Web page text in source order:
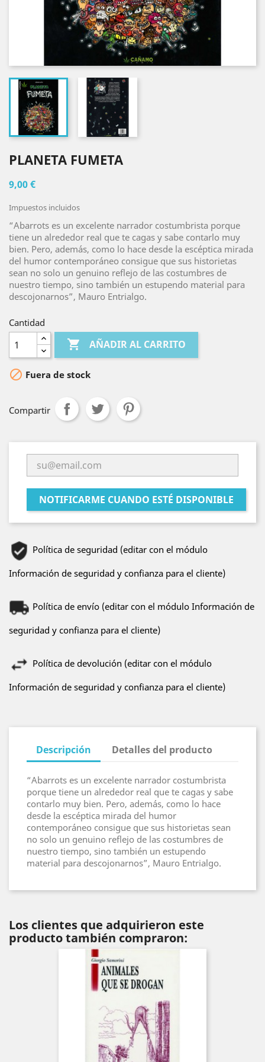
PLANETA FUMETA
9,00 €
Impuestos incluidos
“Abarrots es un excelente narrador costumbrista porque
tiene un alrededor real que te cagas y sabe contarlo muy
bien. Pero, además, como lo hace desde la escéptica mirada
del humor contemporáneo consigue que sus historietas
sean no solo un genuino reflejo de las costumbres de
nuestro tiempo, sino también un estupendo material para
descojonarnos”, Mauro Entrialgo.
Cantidad
 AÑADIR AL CARRITO
 Fuera de stock
Compartir
NOTIFICARME CUANDO ESTÉ DISPONIBLE
Política de seguridad (editar con el módulo
Información de seguridad y confianza para el cliente)
Política de envío (editar con el módulo Información de
seguridad y confianza para el cliente)
Política de devolución (editar con el módulo
Información de seguridad y confianza para el cliente)
Descripción Detalles del producto
“Abarrots es un excelente narrador costumbrista
porque tiene un alrededor real que te cagas y sabe
contarlo muy bien. Pero, además, como lo hace
desde la escéptica mirada del humor
contemporáneo consigue que sus historietas sean
no solo un genuino reflejo de las costumbres de
nuestro tiempo, sino también un estupendo
material para descojonarnos”, Mauro Entrialgo.
Los clientes que adquirieron este
producto también compraron: